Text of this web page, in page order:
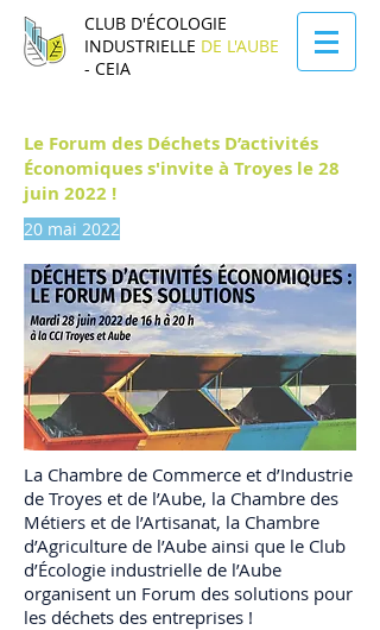
CLUB D'ÉCOLOGIE
INDUSTRIELLE DE L'AUBE
- CEIA
Le Forum des Déchets D’activités
Économiques s'invite à Troyes le 28
juin 2022 !
20 mai 2022
La Chambre de Commerce et d’Industrie
de Troyes et de l’Aube, la Chambre des
Métiers et de l’Artisanat, la Chambre
d’Agriculture de l’Aube ainsi que le Club
d’Écologie industrielle de l’Aube
organisent un Forum des solutions pour
les déchets des entreprises !